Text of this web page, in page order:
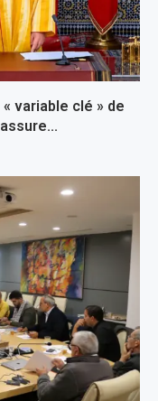
variable clé » de